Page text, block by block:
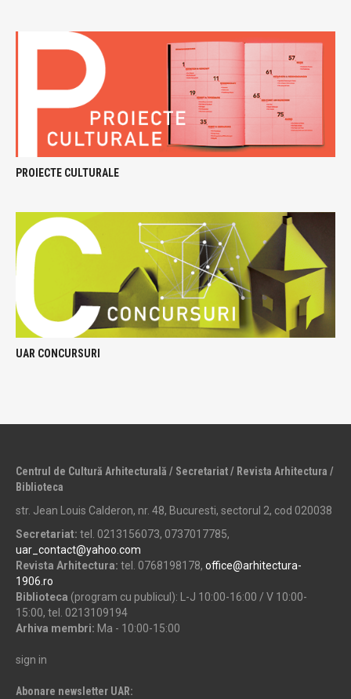
PROIECTE CULTURALE
UAR CONCURSURI
Centrul de Cultură Arhitecturală / Secretariat / Revista Arhitectura /
Biblioteca
str. Jean Louis Calderon, nr. 48, Bucuresti, sectorul 2, cod 020038
Secretariat: tel. 0213156073, 0737017785,
uar_contact@yahoo.com
Revista Arhitectura: tel. 0768198178, office@arhitectura-
1906.ro
Biblioteca (program cu publicul): L-J 10:00-16:00 / V 10:00-
15:00, tel. 0213109194
Arhiva membri: Ma - 10:00-15:00
sign in
Abonare newsletter UAR: